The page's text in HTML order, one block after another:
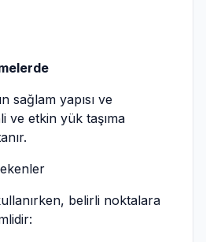
sağlam yapısı ve
ve etkin yük taşıma
belirli noktalara